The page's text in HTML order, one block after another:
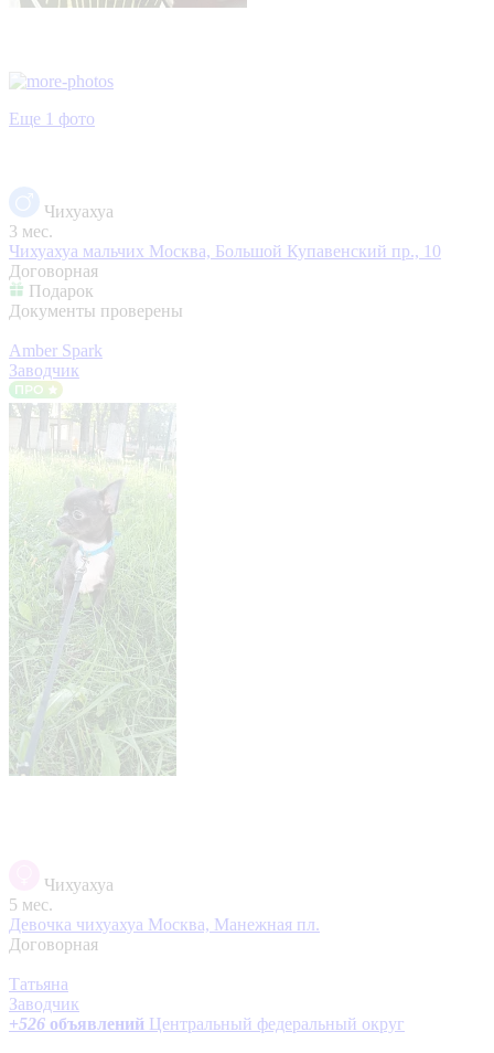
Еще 1 фото
Чихуахуа
3 мес.
Чихуахуа мальчих Москва, Большой Купавенский пр., 10
Договорная
Подарок
Документы проверены
Amber Spark
Заводчик
Чихуахуа
5 мес.
Девочка чихуахуа Москва, Манежная пл.
Договорная
Татьяна
Заводчик
+526 объявлений Центральный федеральный округ